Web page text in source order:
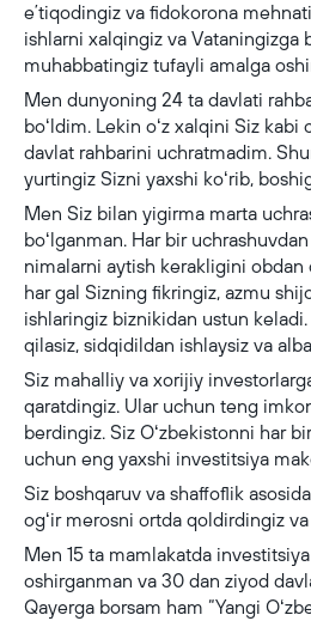
eʼtiqodingiz va fidokorona
ishlarni xalqingiz va Vataningizga
muhabbatingiz tufayli amalga
Men dunyoning 24 ta davlati
boʻldim. Lekin oʻz xalqini Siz
davlat rahbarini uchratmadim.
yurtingiz Sizni yaxshi koʻrib,
Men Siz bilan yigirma marta
boʻlganman. Har bir
nimalarni aytish kerakligini obdan
har gal Sizning fikringiz, azmu
ishlaringiz biznikidan ustun
qilasiz, sidqidildan ishlaysiz va
Siz mahalliy va xorijiy
qaratdingiz. Ular uchun teng
berdingiz. Siz Oʻzbekistonni har
uchun eng yaxshi investitsiya
Siz boshqaruv va shaffoflik
ogʻir merosni ortda qoldirdingiz
Men 15 ta mamlakatda
oshirganman va 30 dan ziyod
Qayerga borsam ham “Yangi